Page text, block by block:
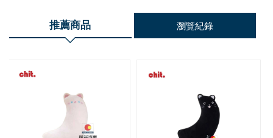
推薦商品 瀏覽紀錄